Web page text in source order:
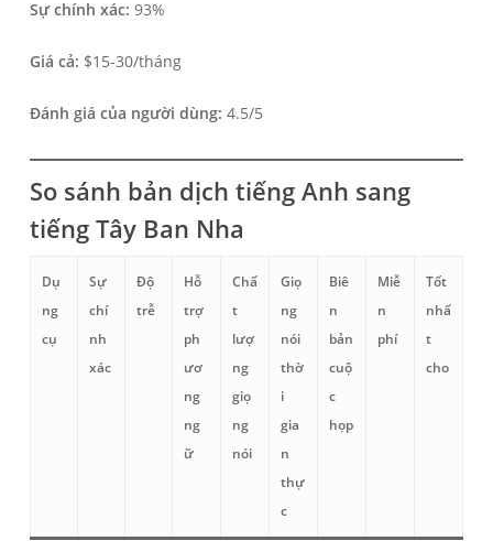
Sự chính xác: 93%
Giá cả: $15-30/tháng
Đánh giá của người dùng: 4.5/5
So sánh bản dịch tiếng Anh sang
tiếng Tây Ban Nha
Dụ
ng
cụ
Sự
chí
nh
xác
Độ
trễ
Hỗ
trợ
ph
ươ
ng
ng
ữ
Chấ
t
lượ
ng
giọ
ng
nói
Giọ
ng
nói
thờ
i
gia
n
thự
c
Biê
n
bản
cuộ
c
họp
Miễ
n
phí
Tốt
nhấ
t
cho
Nederlands
Українська